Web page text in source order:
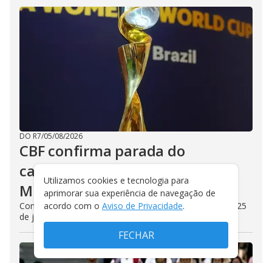
DO R7/05/08/2026
CBF confirma parada do
calendário durante a Copa do
Mundo Feminina de 2027
Competição será realizada entre os dias 24 de junho e 25
de julho de 2027, em oito cidades
Utilizamos cookies e tecnologia para
aprimorar sua experiência de navegação de
acordo com o Aviso de Privacidade.
FECHAR